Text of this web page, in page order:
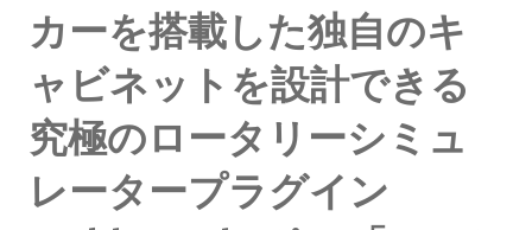
カーを搭載した独自のキ
ャビネットを設計できる
究極のロータリーシミュ
レータープラグイン